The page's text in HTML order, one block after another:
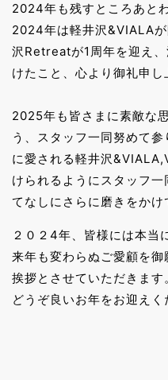
2024年も残すところあと
2024年は軽井沢&VIALA
沢Retreatが1周年を迎え
けたこと、心より御礼申し
2025年も皆さまに素敵な
う、スタッフ一同努めて
に愛される軽井沢
けられるようにスタッフ
てなしにさらに磨きをかけ
２０２4年、皆様には本当
来年も変わらぬご愛顧を
挨拶とさせていただきます
どうぞ良いお年をお迎えく